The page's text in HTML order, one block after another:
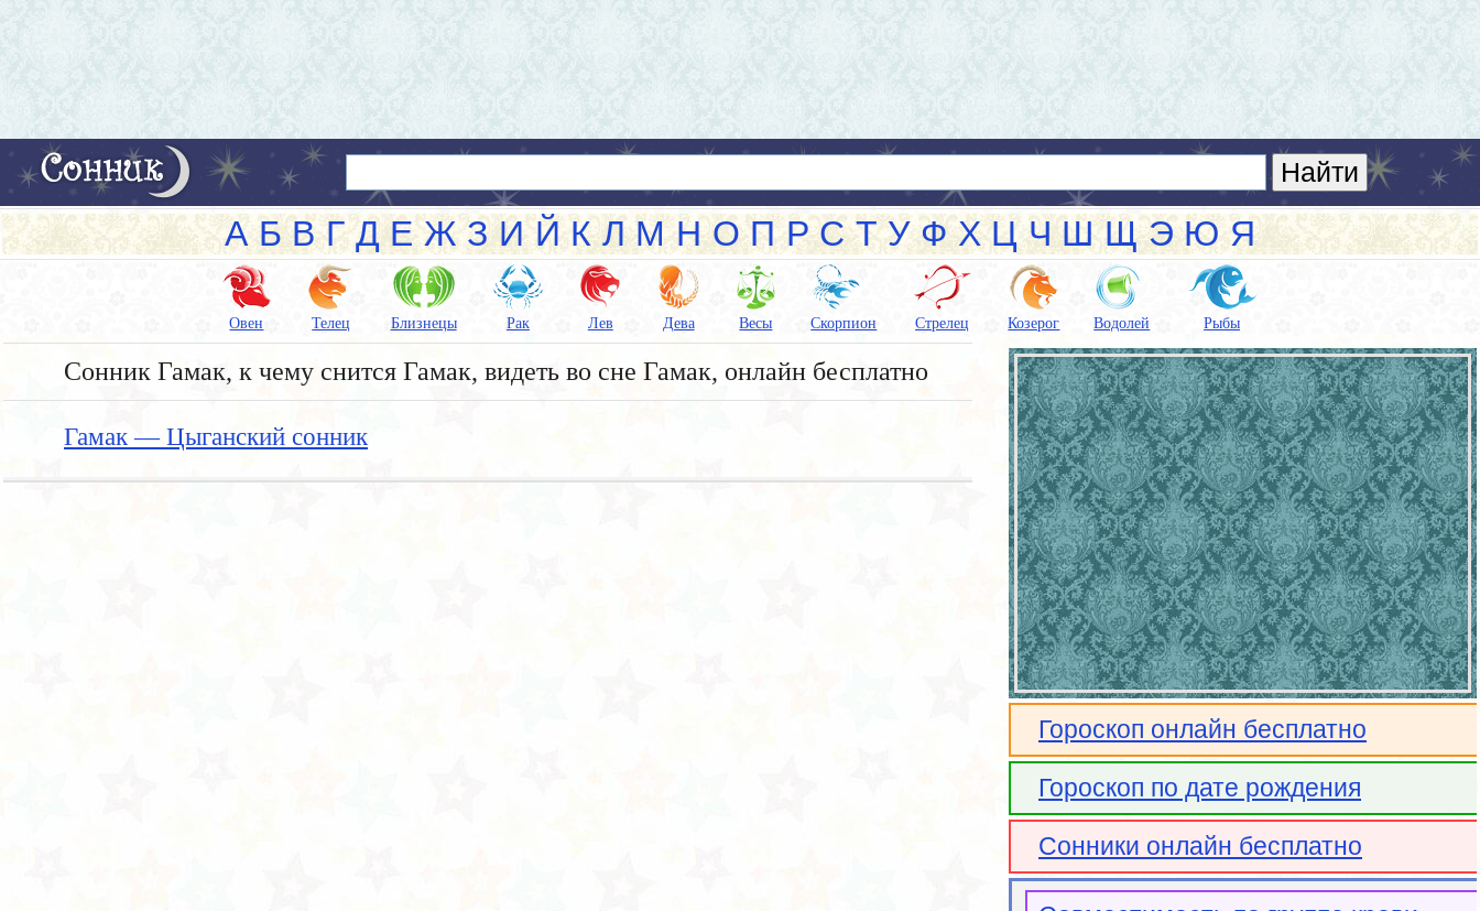
А Б В Г Д Е Ж З И Й К Л М Н О П Р С Т У Ф Х Ц Ч Ш Щ Э Ю Я
Овен Телец Близнецы Рак Лев Дева Весы Скорпион Стрелец Козерог Водолей Рыбы
Сонник Гамак, к чему снится Гамак, видеть во сне Гамак, онлайн бесплатно
Гамак — Цыганский сонник
Гороскоп онлайн бесплатно
Гороскоп по дате рождения
Сонники онлайн бесплатно